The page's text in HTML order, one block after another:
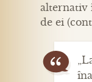
alternativ
de ei